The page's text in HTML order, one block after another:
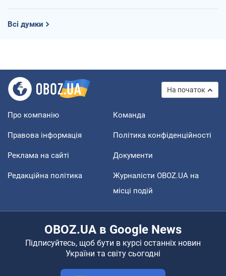
Всі думки
На початок
Про компанію Команда
Правова інформація Політика конфіденційності
Реклама на сайті Документи
Редакційна політика
Журналісти OBOZ.UA на
місці подій
OBOZ.UA в Google News
Підписуйтесь, щоб бути в курсі останніх новин
України та світу сьогодні